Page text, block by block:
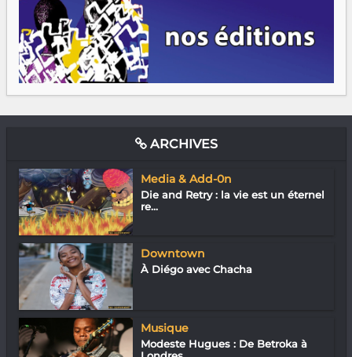
ARCHIVES
Media & Add-0n
Die and Retry : la vie est un éternel
re...
Downtown
À Diégo avec Chacha
Musique
Modeste Hugues : De Betroka à